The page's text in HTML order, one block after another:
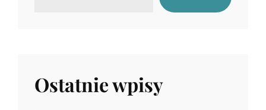
Ostatnie wpisy